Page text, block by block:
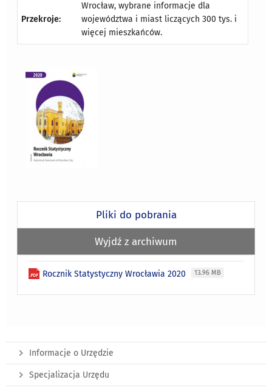
Przekroje:
Wrocław, wybrane informacje dla
województwa i miast liczących 300 tys. i
więcej mieszkańców.
Pliki do pobrania
Wyjdź z archiwum
Rocznik Statystyczny Wrocławia 2020 13.96 MB
Informacje o Urzędzie
Specjalizacja Urzędu